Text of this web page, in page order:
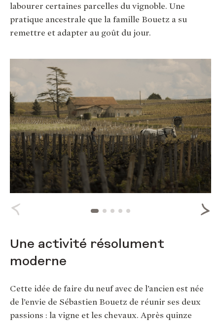
labourer certaines parcelles du vignoble. Une
pratique ancestrale que la famille Bouetz a su
remettre et adapter au goût du jour.
Une activité résolument
moderne
Cette idée de faire du neuf avec de l’ancien est née
de l’envie de Sébastien Bouetz de réunir ses deux
passions : la vigne et les chevaux. Après quinze